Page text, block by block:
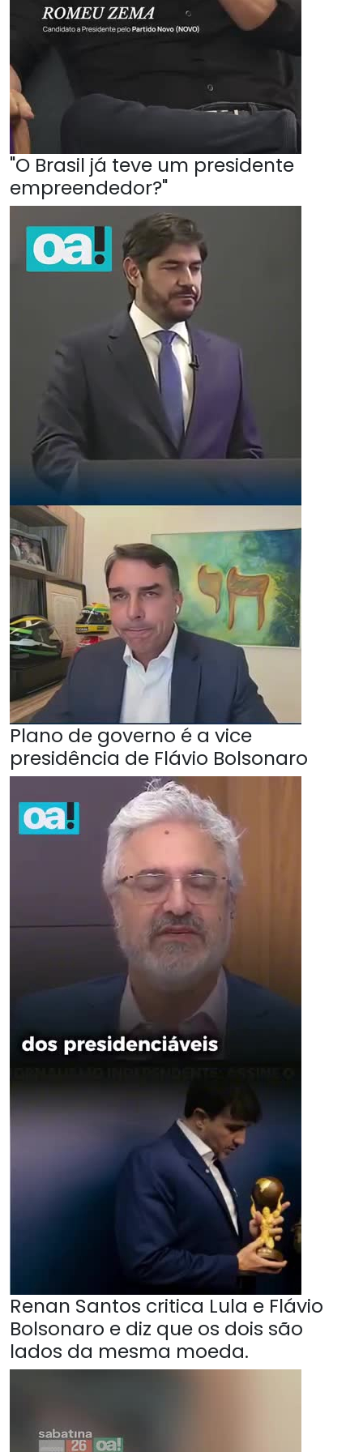
"O Brasil já teve um presidente
empreendedor?"
Plano de governo é a vice
presidência de Flávio Bolsonaro
Renan Santos critica Lula e Flávio
Bolsonaro e diz que os dois são
lados da mesma moeda.